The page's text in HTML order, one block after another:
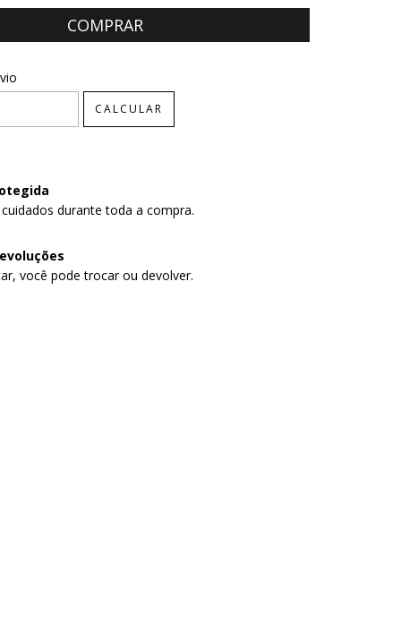
CALCULAR
durante toda a compra.
você pode trocar ou devolver.